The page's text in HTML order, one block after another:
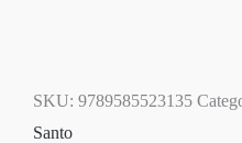
SKU: 9789585523135
Santo